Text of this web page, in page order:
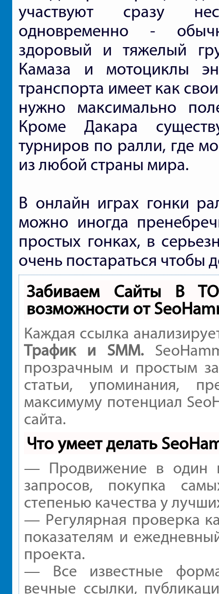
участвуют сразу
одновременно -
здоровый и тяжелый
Камаза и мотоциклы
транспорта имеет как
нужно максимально
Кроме Дакара
турниров по ралли, где
из любой страны мира.
В онлайн играх гонки
можно иногда
простых гонках, в
очень постараться чтобы
Забиваем Сайты В
возможности от
Каждая ссылка
Трафик и SMM.
прозрачным и простым
статьи, упоминания,
максимуму потенциал
сайта.
Что умеет делать
— Продвижение в один
запросов, покупка
степенью качества у
— Регулярная проверка
показателям и
проекта.
— Все известные
вечные ссылки,